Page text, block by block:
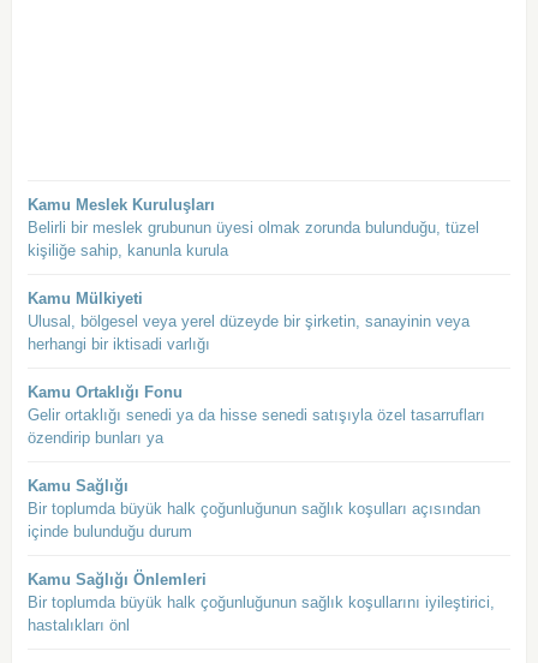
Kamu Meslek Kuruluşları
Belirli bir meslek grubunun üyesi olmak zorunda bulunduğu, tüzel
kişiliğe sahip, kanunla kurula
Kamu Mülkiyeti
Ulusal, bölgesel veya yerel düzeyde bir şirketin, sanayinin veya
herhangi bir iktisadi varlığı
Kamu Ortaklığı Fonu
Gelir ortaklığı senedi ya da hisse senedi satışıyla özel tasarrufları
özendirip bunları ya
Kamu Sağlığı
Bir toplumda büyük halk çoğunluğunun sağlık koşulları açısından
içinde bulunduğu durum
Kamu Sağlığı Önlemleri
Bir toplumda büyük halk çoğunluğunun sağlık koşullarını iyileştirici,
hastalıkları önl